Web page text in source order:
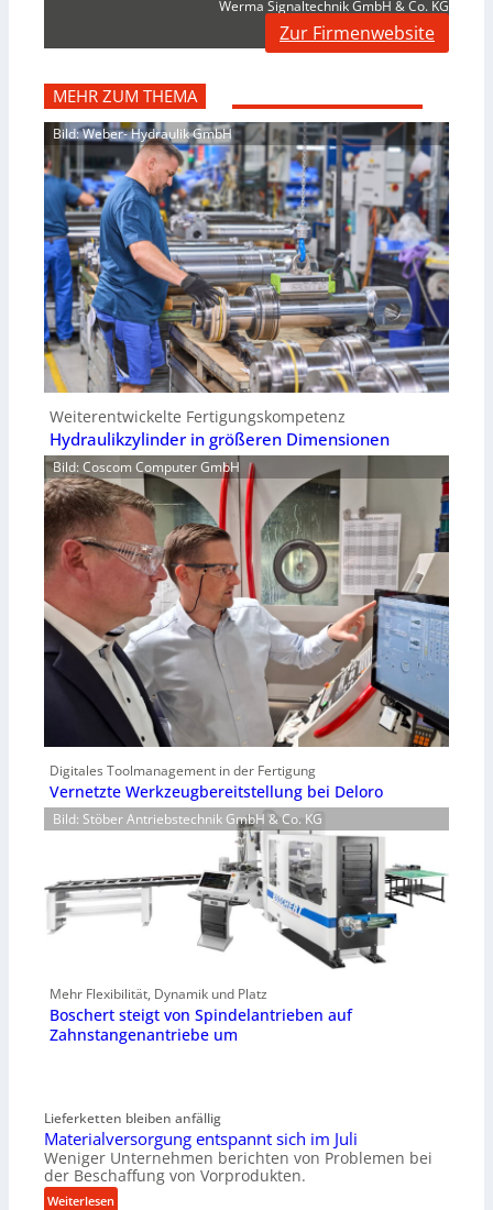
Werma Signaltechnik GmbH & Co. KG
Zur Firmenwebsite
MEHR ZUM THEMA
Bild: Weber- Hydraulik GmbH
Weiterentwickelte Fertigungskompetenz
Hydraulikzylinder in größeren Dimensionen
Bild: Coscom Computer GmbH
Digitales Toolmanagement in der Fertigung
Vernetzte Werkzeugbereitstellung bei Deloro
Bild: Stöber Antriebstechnik GmbH & Co. KG
Mehr Flexibilität, Dynamik und Platz
Boschert steigt von Spindelantrieben auf
Zahnstangenantriebe um
Lieferketten bleiben anfällig
Materialversorgung entspannt sich im Juli
Weniger Unternehmen berichten von Problemen bei
der Beschaffung von Vorprodukten.
Weiterlesen: